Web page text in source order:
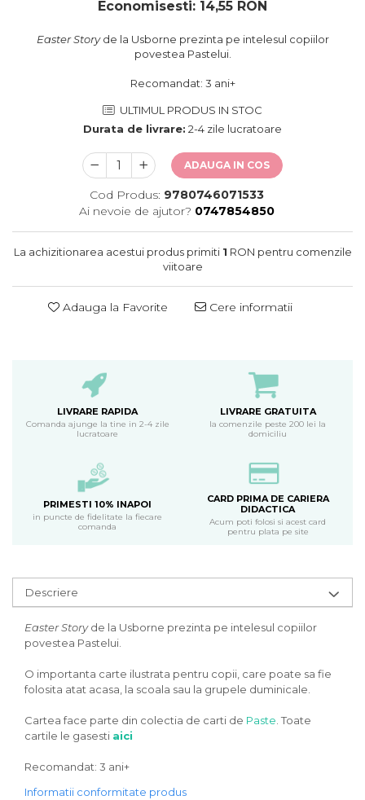
Economisesti: 14,55 RON
Easter Storyde la Usborne prezinta pe intelesul copiilor
povestea Pastelui.
Recomandat: 3 ani+
ULTIMUL PRODUS IN STOC
Durata de livrare: 2-4 zile lucratoare
ADAUGA IN COS
Cod Produs: 9780746071533
Ai nevoie de ajutor? 0747854850
La achizitionarea acestui produs primiti 1 RON pentru comenzile
viitoare
Adauga la Favorite Cere informatii
LIVRARE RAPIDA
Comanda ajunge la tine in 2-4 zile
lucratoare
LIVRARE GRATUITA
la comenzile peste 200 lei la
domiciliu
PRIMESTI 10% INAPOI
in puncte de fidelitate la fiecare
comanda
CARD PRIMA DE CARIERA
DIDACTICA
Acum poti folosi si acest card
pentru plata pe site
Descriere
Easter Storyde la Usborne prezinta pe intelesul copiilor
povestea Pastelui.
O importanta carte ilustrata pentru copii, care poate sa fie
folosita atat acasa, la scoala sau la grupele duminicale.
Cartea face parte din colectia de carti de Paste . Toate
cartile le gasesti aici
Recomandat: 3 ani+
Informatii conformitate produs